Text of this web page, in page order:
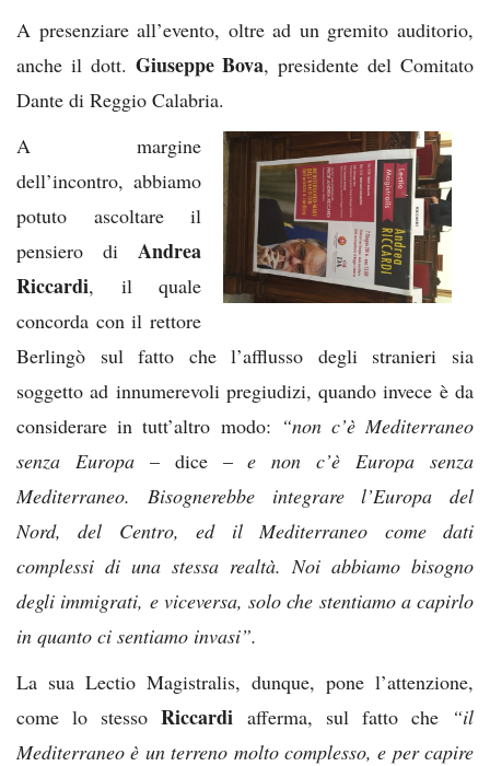
A presenziare all’evento, oltre ad un gremito auditorio,
anche il dott. Giuseppe Bova, presidente del Comitato
Dante di Reggio Calabria.
A margine
dell’incontro, abbiamo
potuto ascoltare il
pensiero di Andrea
Riccardi, il quale
concorda con il rettore
Berlingò sul fatto che l’afflusso degli stranieri sia
soggetto ad innumerevoli pregiudizi, quando invece è da
considerare in tutt’altro modo: “non c’è Mediterraneo
senza Europa– dice –e non c’è Europa senza
Mediterraneo. Bisognerebbe integrare l’Europa del
Nord, del Centro, ed il Mediterraneo come dati
complessi di una stessa realtà. Noi abbiamo bisogno
degli immigrati, e viceversa, solo che stentiamo a capirlo
in quanto ci sentiamo invasi”.
La sua Lectio Magistralis, dunque, pone l’attenzione,
come lo stessoRiccardi afferma, sul fatto che“il
Mediterraneo è un terreno molto complesso, e per capire